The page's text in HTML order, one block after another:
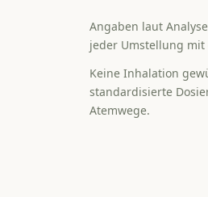
Angaben laut
jeder Umstellung mit
Keine Inhalation
standardisierte
Atemwege.